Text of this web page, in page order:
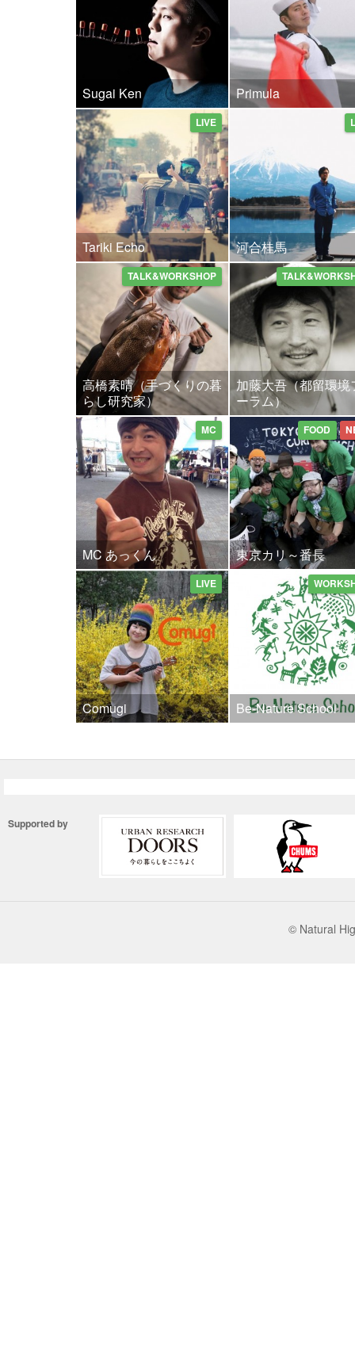
Sugai Ken Primula
Tariki Echo
LIVE
河合桂馬
高橋素晴（手づくりの暮
らし研究家）
TALK&WORKSHOP
加藤大吾（都留環境
ーラム）
MC あっくん
MC
東京カリ～番長
FOOD
Comugi
LIVE
Be-Nature School
Supported by
© Natural